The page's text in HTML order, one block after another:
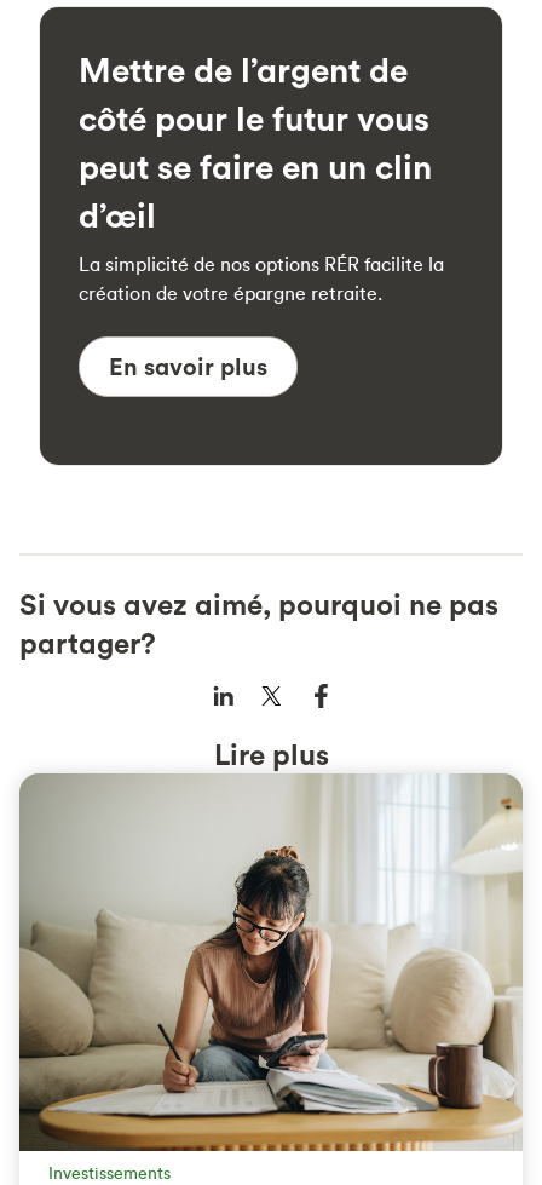
Mettre de l’argent de
côté pour le futur vous
peut se faire en un clin
d’œil
La simplicité de nos options RÉR facilite la
création de votre épargne retraite.
En savoir plus
Si vous avez aimé, pourquoi ne pas
partager?
Lire plus
Investissements